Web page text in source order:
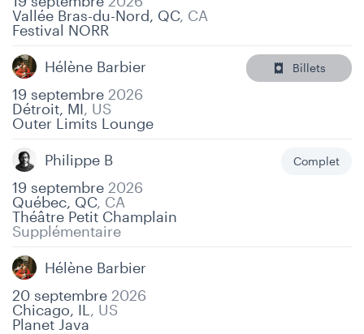
Vallée Bras-du-Nord, QC, CA
Festival NORR
Hélène Barbier
19 septembre 2026
Détroit, MI, US
Outer Limits Lounge
Billets
Philippe B
19 septembre 2026
Québec, QC, CA
Théâtre Petit Champlain
Supplémentaire
Complet
Hélène Barbier
20 septembre 2026
Chicago, IL , US
Planet Java